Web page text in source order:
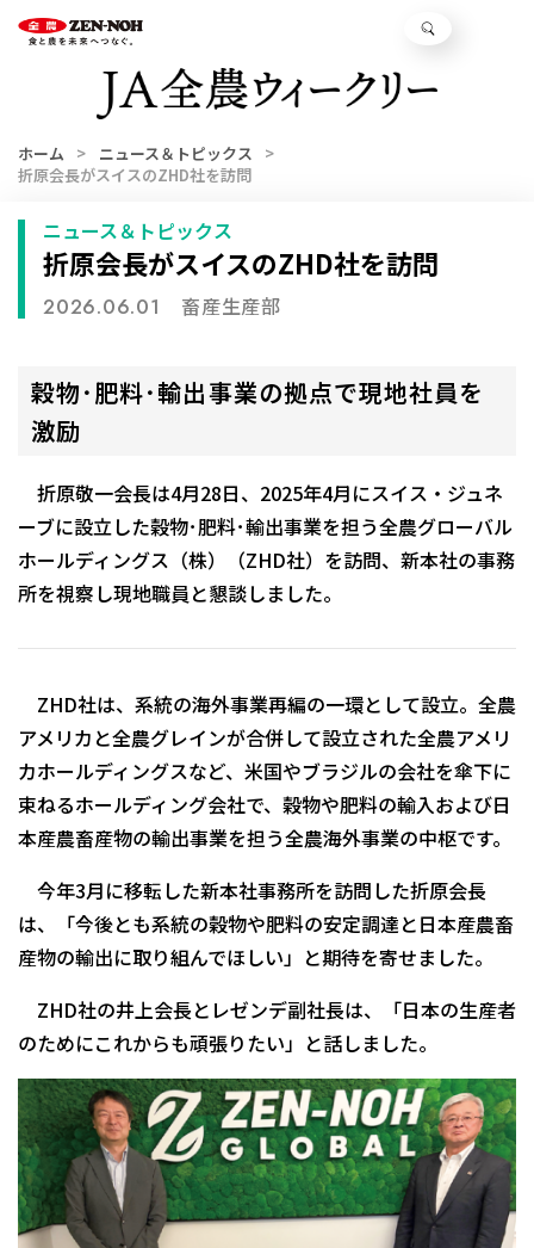
ホーム
ニュース＆トピックス
折原会長がスイスのZHD社を訪問
ニュース＆トピックス
折原会長がスイスのZHD社を訪問
2026.06.01 畜産生産部
穀物･肥料･輸出事業の拠点で現地社員を
激励
折原敬一会長は4月28日、2025年4月にスイス・ジュネ
ーブに設立した穀物･肥料･輸出事業を担う全農グローバル
ホールディングス（株）（ZHD社）を訪問、新本社の事務
所を視察し現地職員と懇談しました。
ZHD社は、系統の海外事業再編の一環として設立。全農
アメリカと全農グレインが合併して設立された全農アメリ
カホールディングスなど、米国やブラジルの会社を傘下に
束ねるホールディング会社で、穀物や肥料の輸入および日
本産農畜産物の輸出事業を担う全農海外事業の中枢です。
今年3月に移転した新本社事務所を訪問した折原会長
は、「今後とも系統の穀物や肥料の安定調達と日本産農畜
産物の輸出に取り組んでほしい」と期待を寄せました。
ZHD社の井上会長とレゼンデ副社長は、「日本の生産者
のためにこれからも頑張りたい」と話しました。